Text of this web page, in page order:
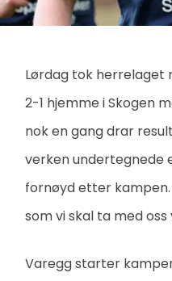
Lørdag tok herrelaget
2-1 hjemme i Skogen
nok en gang drar
verken undertegnede
fornøyd etter
som vi skal ta med
Varegg starter